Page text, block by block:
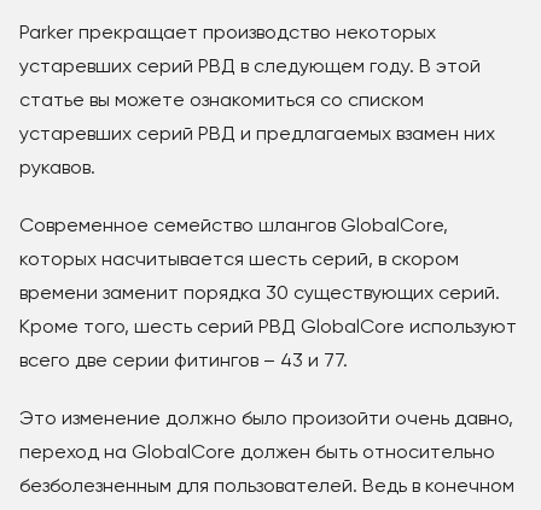
Parker прекращает производство некоторых
устаревших серий РВД в следующем году. В этой
статье вы можете ознакомиться со списком
устаревших серий РВД и предлагаемых взамен них
рукавов.
Современное семейство шлангов GlobalCore,
которых насчитывается шесть серий, в скором
времени заменит порядка 30 существующих серий.
Кроме того, шесть серий РВД GlobalCore используют
всего две серии фитингов – 43 и 77.
Это изменение должно было произойти очень давно,
переход на GlobalCore должен быть относительно
безболезненным для пользователей. Ведь в конечном